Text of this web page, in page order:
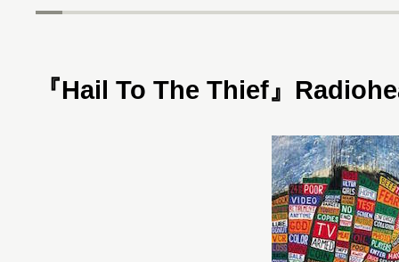
『Hail To The Thief』